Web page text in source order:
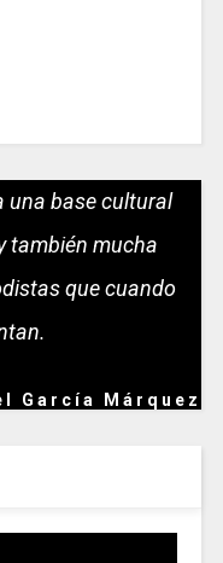
una base cultural
también mucha
que cuando
García Márquez